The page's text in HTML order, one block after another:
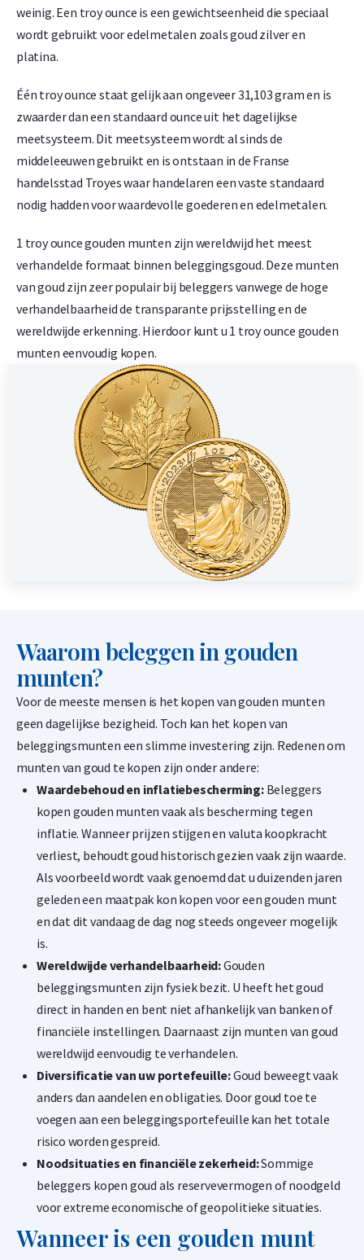
weinig. Een troy ounce is een gewichtseenheid die speciaal
wordt gebruikt voor edelmetalen zoals goud zilver en
platina.
Één troy ounce staat gelijk aan ongeveer 31,103 gram en is
zwaarder dan een standaard ounce uit het dagelijkse
meetsysteem. Dit meetsysteem wordt al sinds de
middeleeuwen gebruikt en is ontstaan in de Franse
handelsstad Troyes waar handelaren een vaste standaard
nodig hadden voor waardevolle goederen en edelmetalen.
1 troy ounce gouden munten zijn wereldwijd het meest
verhandelde formaat binnen beleggingsgoud. Deze munten
van goud zijn zeer populair bij beleggers vanwege de hoge
verhandelbaarheid de transparante prijsstelling en de
wereldwijde erkenning. Hierdoor kunt u 1 troy ounce gouden
munten eenvoudig kopen.
Waarom beleggen in gouden
munten?
Voor de meeste mensen is het kopen van gouden munten
geen dagelijkse bezigheid. Toch kan het kopen van
beleggingsmunten een slimme investering zijn. Redenen om
munten van goud te kopen zijn onder andere:
Waardebehoud en inflatiebescherming:Beleggers
kopen gouden munten vaak als bescherming tegen
inflatie. Wanneer prijzen stijgen en valuta koopkracht
verliest, behoudt goud historisch gezien vaak zijn waarde.
Als voorbeeld wordt vaak genoemd dat u duizenden jaren
geleden een maatpak kon kopen voor een gouden munt
en dat dit vandaag de dag nog steeds ongeveer mogelijk
is.
Wereldwijde verhandelbaarheid:Gouden
beleggingsmunten zijn fysiek bezit. U heeft het goud
direct in handen en bent niet afhankelijk van banken of
financiële instellingen. Daarnaast zijn munten van goud
wereldwijd eenvoudig te verhandelen.
Diversificatie van uw portefeuille:Goud beweegt vaak
anders dan aandelen en obligaties. Door goud toe te
voegen aan een beleggingsportefeuille kan het totale
risico worden gespreid.
Noodsituaties en financiële zekerheid:Sommige
beleggers kopen goud als reservevermogen of noodgeld
voor extreme economische of geopolitieke situaties.
Wanneer is een gouden munt